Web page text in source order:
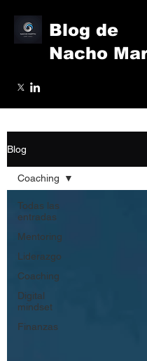
Blog de
Nacho
Blog
Todas las
entradas
Mentoring
Liderazgo
Coaching
Digital
mindset
Finanzas
Coaching